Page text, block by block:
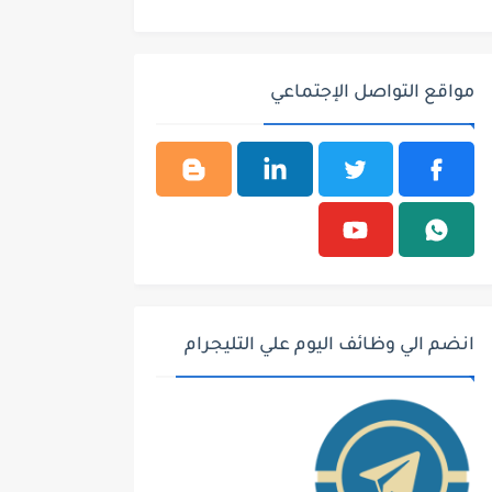
مواقع التواصل الإجتماعي
انضم الي وظائف اليوم علي التليجرام